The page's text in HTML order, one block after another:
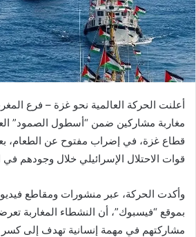
مغاربة مشاركين ضمن “أسطول الصمود”
قطاع غزة، في إضراب مفتوح عن الطعام،
قوات الاحتلال الإسرائيلي خلال وجودهم في
وأكدت الحركة، عبر منشورات ومقاطع
بموقع “فيسبوك”، أن النشطاء المغاربة
مشاركتهم في مهمة إنسانية تهدف إلى